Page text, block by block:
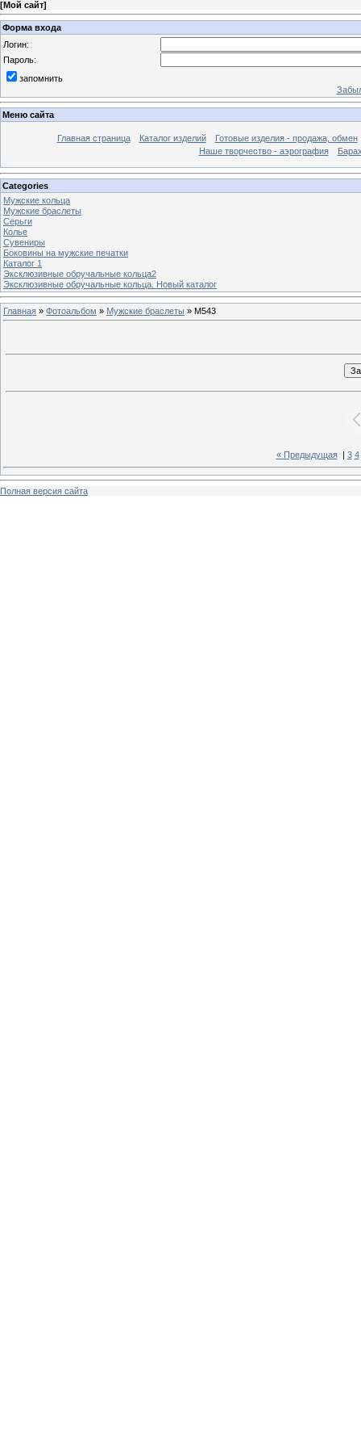
[Мой сайт]
Форма входа
Логин:
Пароль:
запомнить
Меню сайта
Главная страница Каталог изделий
Готовые изделия - продажа, обмен
Наше творчество - аэрография
Categories
Мужские кольца
Мужские браслеты
Серьги
Колье
Сувениры
Боковины на мужские печатки
Каталог 1
Эксклюзивные обручальные кольца2
Эксклюзивные обручальные кольца. Новый каталог
Главная » Фотоальбом » Мужские браслеты » M543
« Предыдущая| 3 4
Полная версия сайта